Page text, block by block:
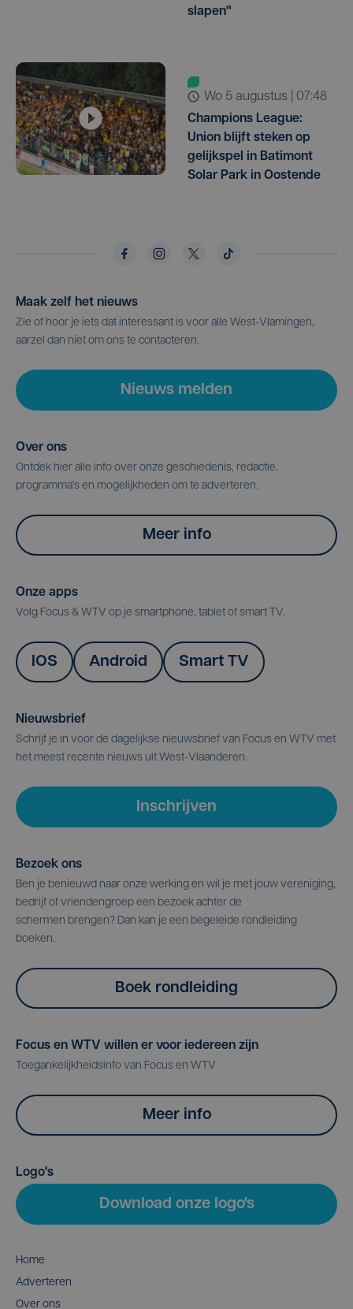
slapen"
wo 5 augustus | 07:48
Champions League:
Union blijft steken op
gelijkspel in Batimont
Solar Park in Oostende
Maak zelf het nieuws
Zie of hoor je iets dat interessant is voor alle West-Vlamingen,
aarzel dan niet om ons te contacteren.
Nieuws melden
Over ons
Ontdek hier alle info over onze geschiedenis, redactie,
programma's en mogelijkheden om te adverteren.
Meer info
Onze apps
Volg Focus & WTV op je smartphone, tablet of smart TV.
IOS Android Smart TV
Nieuwsbrief
Schrijf je in voor de dagelijkse nieuwsbrief van Focus en WTV met
het meest recente nieuws uit West-Vlaanderen.
Inschrijven
Bezoek ons
Ben je benieuwd naar onze werking en wil je met jouw vereniging,
bedrijf of vriendengroep een bezoek achter de
schermen brengen? Dan kan je een begeleide rondleiding
boeken.
Boek rondleiding
Focus en WTV willen er voor iedereen zijn
Toegankelijkheidsinfo van Focus en WTV
Meer info
Logo's
Download onze logo's
Home
Adverteren
Over ons